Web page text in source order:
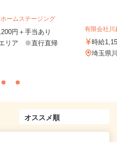
ームステージング
円＋手当あり
リア ※直行直帰
有限会社川
時給
埼玉県